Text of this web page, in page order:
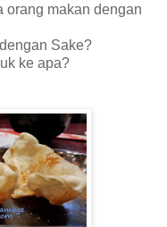
orang makan dengan
Sake?
ke apa?